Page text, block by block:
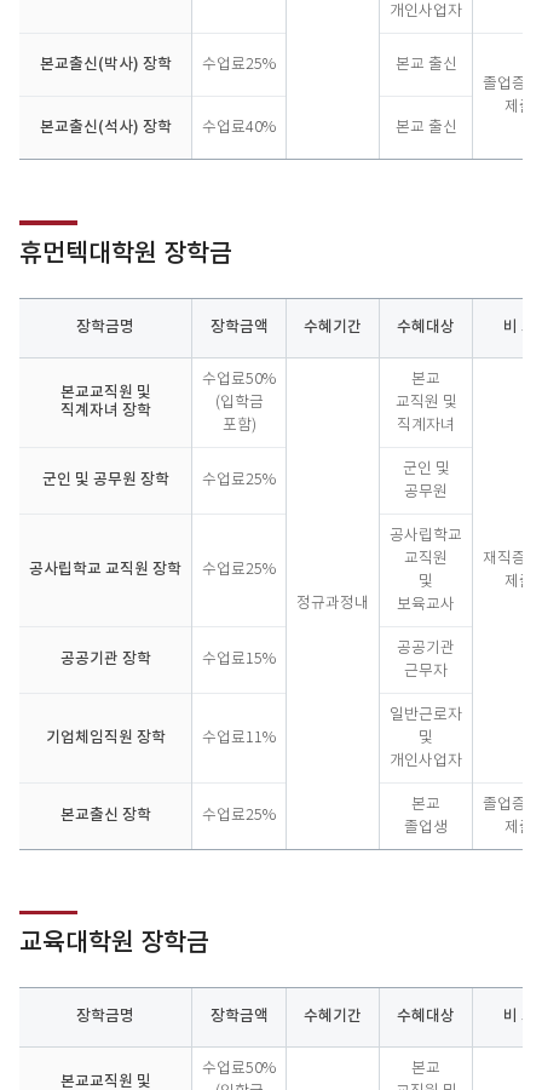
개인사업자
본교출신(박사) 장학 수업료25%
본교 출신
졸업증
제출
본교출신(석사) 장학
수업료40% 본교 출신
휴먼텍대학원 장학금
금
장학금명 장학금액 수혜기간 수혜대상 비 고
본교교직원 및
직계자녀 장학
수업료50%
(입학금
포함)
정규과정내
본교
교직원 및
직계자녀
재직증
제출
군인 및 공무원 장학 수업료25%
군인 및
공무원
공사립학교 교직원 장학 수업료25%
공사립학교
교직원
및
보육교사
공공기관 장학 수업료15%
공공기관
근무자
기업체임직원 장학 수업료11%
일반근로자
및
개인사업자
본교출신 장학 수업료25%
본교
졸업생
졸업증
제출
교육대학원 장학금
장학금명 장학금액 수혜기간 수혜대상 비 고
본교교직원 및
수업료50%
본교